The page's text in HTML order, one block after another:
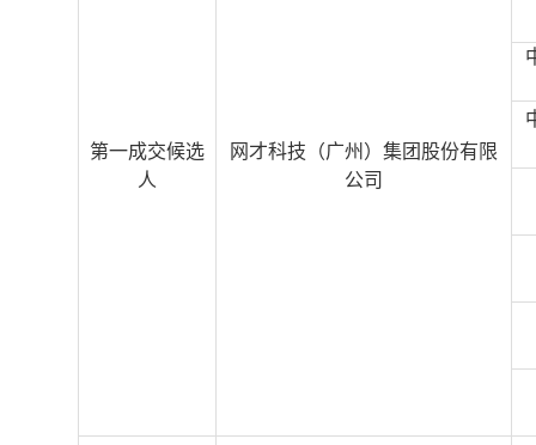
第一成交候选
人
网才科技（广州）集团股份有限
公司